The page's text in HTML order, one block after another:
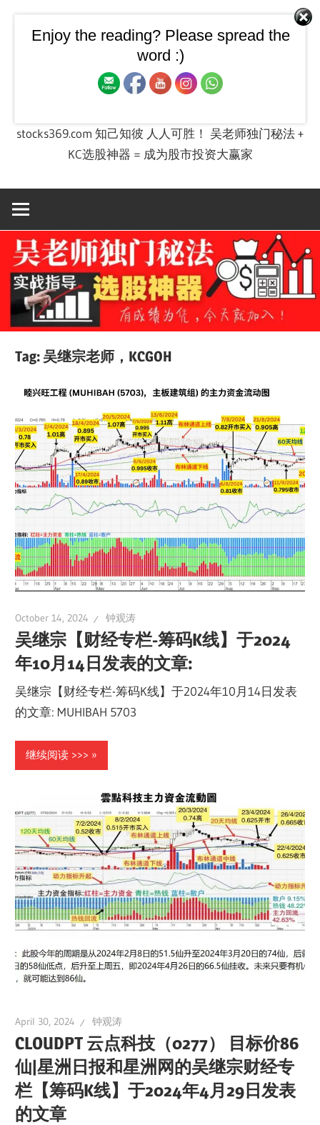
【飙股兵法】大马股票技
术图 + 股票投资实战课程
stocks369.com 知己知彼 人人可胜！ 吴老师独门秘法 +
KC选股神器 = 成为股市投资大赢家
Tag: 吴继宗老师，KCGOH
October 14, 2024 钟观涛
吴继宗【财经专栏-筹码K线】于2024
年10月14日发表的文章:
吴继宗【财经专栏-筹码K线】于2024年10月14日发表
的文章: MUHIBAH 5703
继续阅读 >>>
April 30, 2024 钟观涛
CLOUDPT 云点科技（0277） 目标价86
仙|星洲日报和星洲网的吴继宗财经专
栏【筹码K线】于2024年4月29日发表
的文章
Enjoy the reading? Please spread the
word :)